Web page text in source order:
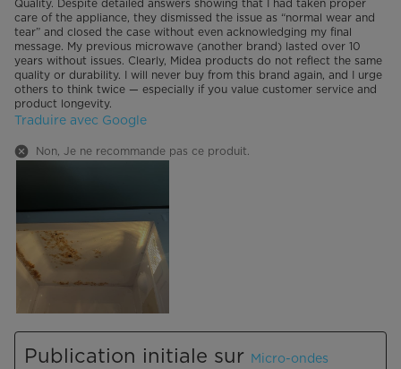
Quality. Despite detailed answers showing that I had taken proper
care of the appliance, they dismissed the issue as “normal wear and
tear” and closed the case without even acknowledging my final
message. My previous microwave (another brand) lasted over 10
years without issues. Clearly, Midea products do not reflect the same
quality or durability. I will never buy from this brand again, and I urge
others to think twice — especially if you value customer service and
product longevity.
Traduire avec Google
Non, Je ne recommande pas ce produit.
Publication initiale sur Micro-ondes